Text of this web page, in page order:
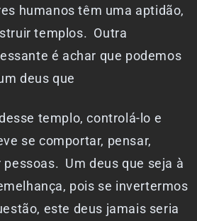
humanos têm uma aptidão,
templos. Outra
é achar que podemos
deus que
templo, controlá-lo e
se comportar, pensar,
pessoas. Um deus que seja à
pois se invertermos
este deus jamais seria